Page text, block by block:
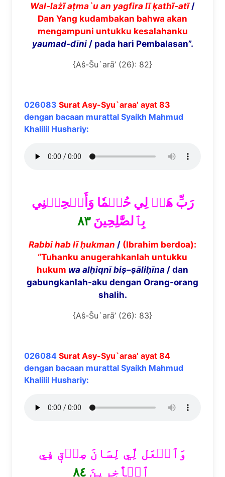
Wal-lażĩaṭma`u an yagfira lī ḳathĩ-atī/
Dan Yang kudambakan bahwa akan
mengampuni untukku kesalahanku
yaumad-dīni/ pada hari Pembalasan”.
{Aŝ-Ŝu`arā’ (26): 82}
026083 Surat Asy-Syu`araa’ ayat 83
dengan bacaan murattal Syaikh Mahmud
Khalilil Hushariy:
رَبِّ هَبۡ لِي حُكۡمٗا وَأَلۡحِقۡنِي
بِٱلصَّٰلِحِينَ٨٣
Rabbi hab lī ḥukman / (Ibrahim berdoa):
“Tuhanku anugerahkanlah untukku
hukum wa alḥiqnībiṣ–ṣāliḥīna / dan
gabungkanlah-aku dengan Orang-orang
shalih.
{Aŝ-Ŝu`arā’ (26): 83}
026084 Surat Asy-Syu`araa’ ayat 84
dengan bacaan murattal Syaikh Mahmud
Khalilil Hushariy:
وَٱجۡعَل لِّي لِسَانَ صِدۡقٖ فِي
ٱلۡأٓخِرِينَ ٨٤